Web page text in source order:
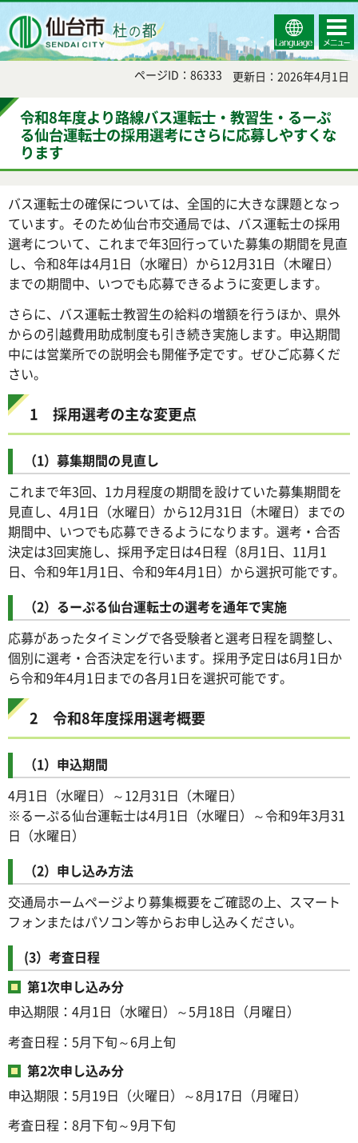
Select
Language
コンテ
ンツメ
ニュー
ページID：86333 更新日：2026年4月1日
令和8年度より路線バス運転士・教習生・るーぷ
る仙台運転士の採用選考にさらに応募しやすくな
ります
バス運転士の確保については、全国的に大きな課題となっ
ています。そのため仙台市交通局では、バス運転士の採用
選考について、これまで年3回行っていた募集の期間を見直
し、令和8年は4月1日（水曜日）から12月31日（木曜日）
までの期間中、いつでも応募できるように変更します。
さらに、バス運転士教習生の給料の増額を行うほか、県外
からの引越費用助成制度も引き続き実施します。申込期間
中には営業所での説明会も開催予定です。ぜひご応募くだ
さい。
1 採用選考の主な変更点
（1）募集期間の見直し
これまで年3回、1カ月程度の期間を設けていた募集期間を
見直し、4月1日（水曜日）から12月31日（木曜日）までの
期間中、いつでも応募できるようになります。選考・合否
決定は3回実施し、採用予定日は4日程（8月1日、11月1
日、令和9年1月1日、令和9年4月1日）から選択可能です。
（2）るーぷる仙台運転士の選考を通年で実施
応募があったタイミングで各受験者と選考日程を調整し、
個別に選考・合否決定を行います。採用予定日は6月1日か
ら令和9年4月1日までの各月1日を選択可能です。
2 令和8年度採用選考概要
（1）申込期間
4月1日（水曜日）～12月31日（木曜日）
※るーぷる仙台運転士は4月1日（水曜日）～令和9年3月31
日（水曜日）
（2）申し込み方法
交通局ホームページより募集概要をご確認の上、スマート
フォンまたはパソコン等からお申し込みください。
(3）考査日程
第1次申し込み分
申込期限：4月1日（水曜日）～5月18日（月曜日）
考査日程：5月下旬～6月上旬
第2次申し込み分
申込期限：5月19日（火曜日）～8月17日（月曜日）
考査日程：8月下旬～9月下旬